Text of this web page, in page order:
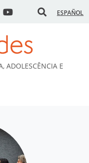
ESPAÑOL
ADOLESCÊNCIA E